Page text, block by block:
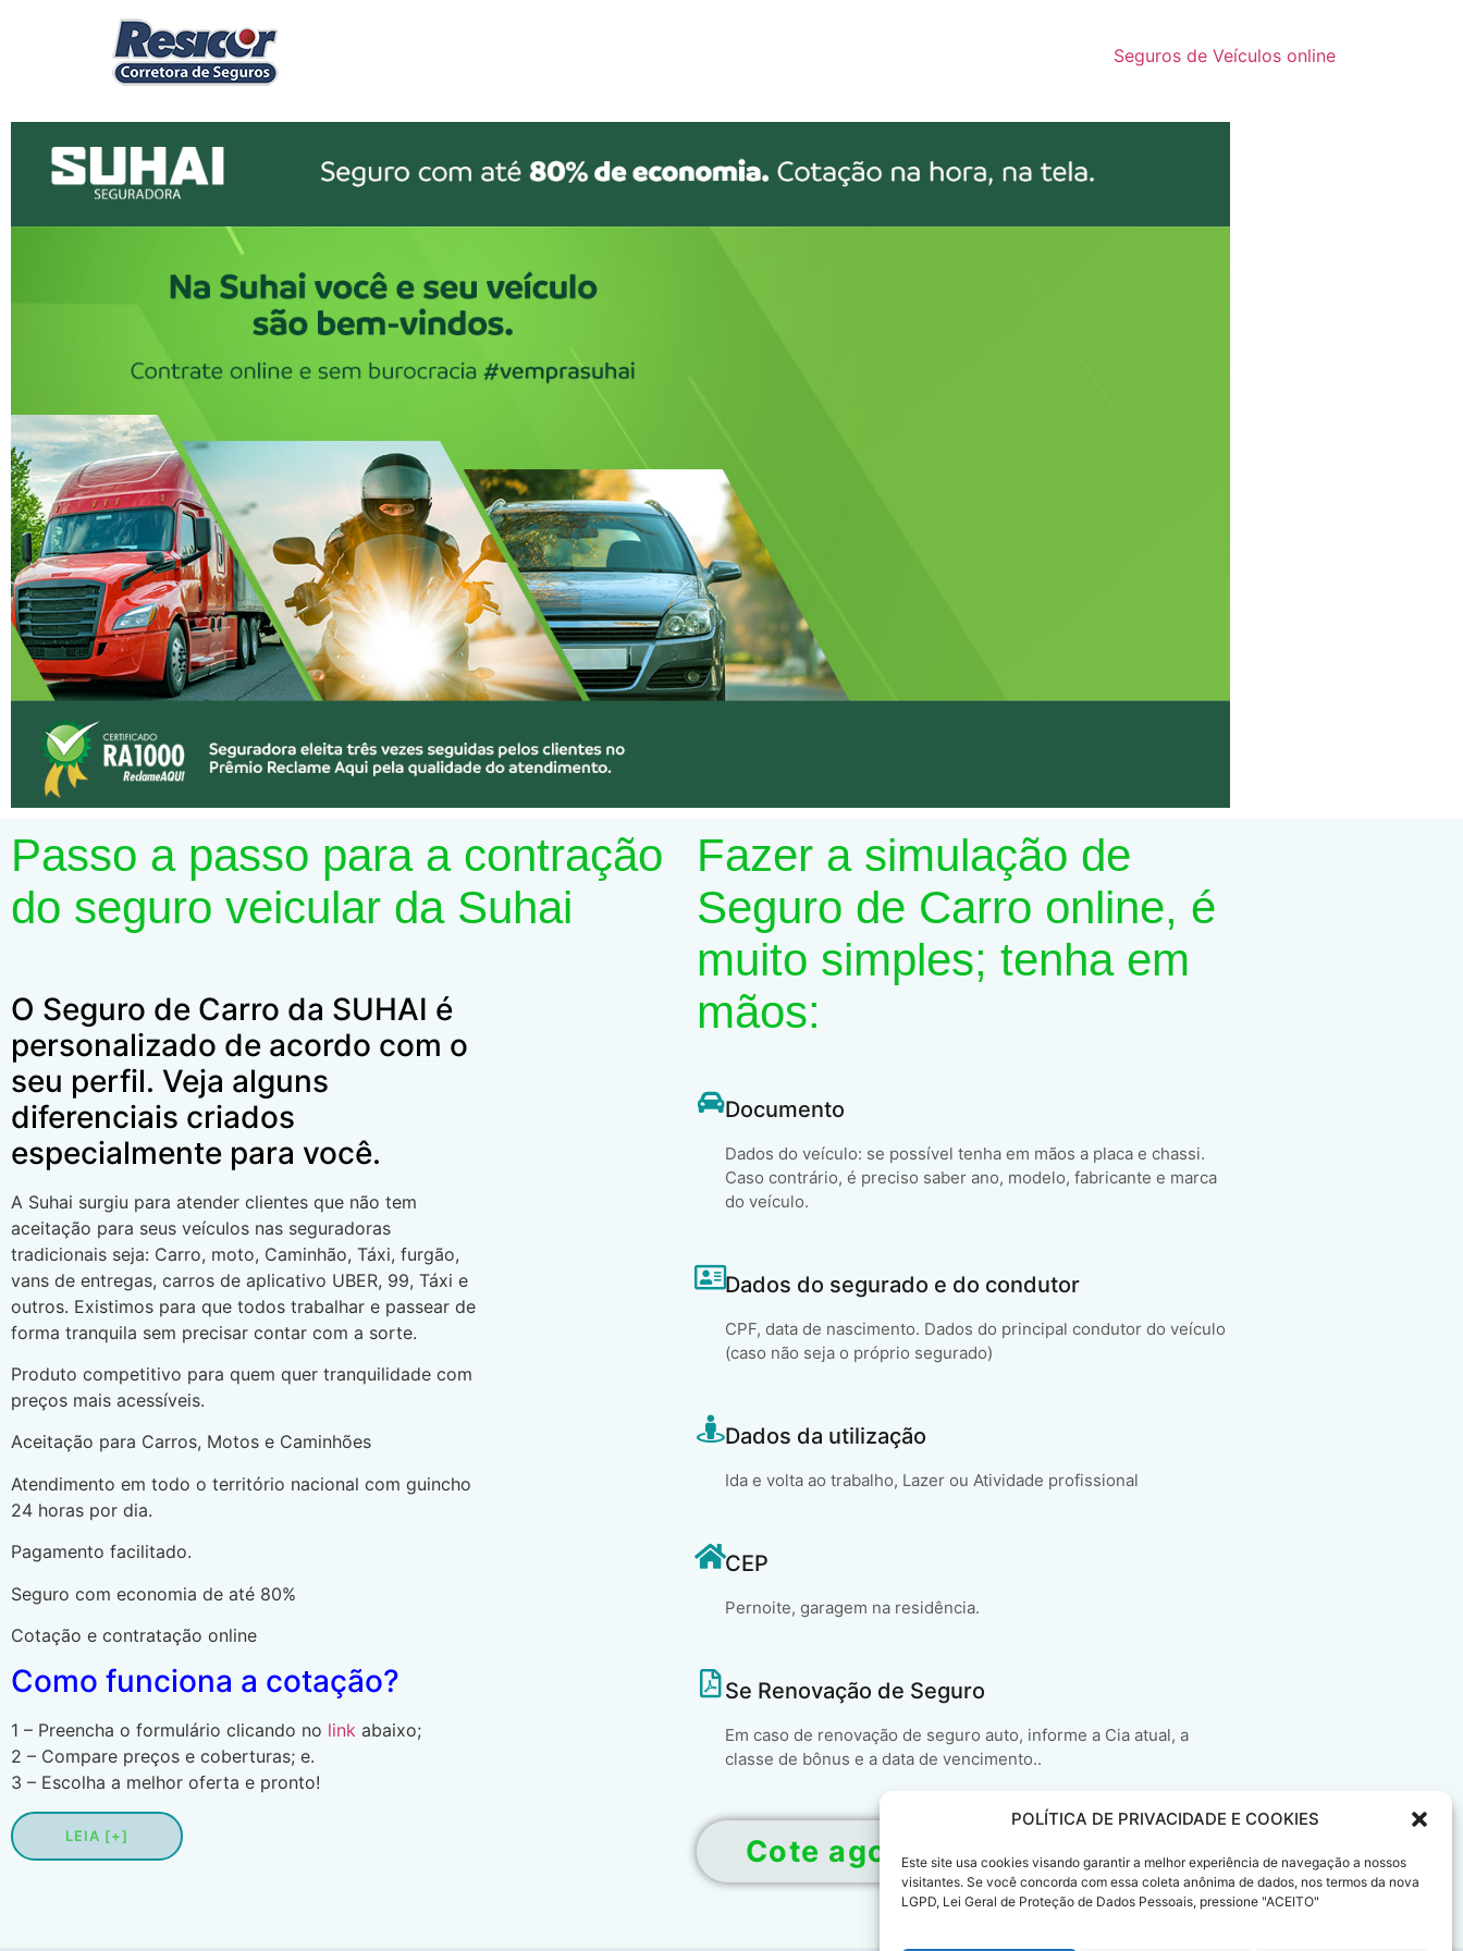
POLÍTICA DE PRIVACIDADE E COOKIES
Este site usa cookies visando garantir a melhor experiência de navegação a nossos
visitantes. Se você concorda com essa coleta anônima de dados, nos termos da nova
LGPD, Lei Geral de Proteção de Dados Pessoais, pressione "ACEITO"
Seguros de Veículos online
Passo a passo para a contração
do seguro veicular da Suhai
O Seguro de Carro da SUHAI é
personalizado de acordo com o
seu perfil. Veja alguns
diferenciais criados
especialmente para você.
A Suhai surgiu para atender clientes que não tem
aceitação para seus veículos nas seguradoras
tradicionais seja: Carro, moto, Caminhão, Táxi, furgão,
vans de entregas, carros de aplicativo UBER, 99, Táxi e
outros. Existimos para que todos trabalhar e passear de
forma tranquila sem precisar contar com a sorte.
Produto competitivo para quem quer tranquilidade com
preços mais acessíveis.
Aceitação para Carros, Motos e Caminhões
Atendimento em todo o território nacional com guincho
24 horas por dia.
Pagamento facilitado.
Seguro com economia de até 80%
Cotação e contratação online
Como funciona a cotação?
1 – Preencha o formulário clicando no link abaixo;
2 – Compare preços e coberturas; e.
3 – Escolha a melhor oferta e pronto!
LEIA [+]
Fazer a simulação de
Seguro de Carro online, é
muito simples; tenha em
mãos:
Documento
Dados do veículo: se possível tenha em mãos a placa e chassi.
Caso contrário, é preciso saber ano, modelo, fabricante e marca
do veículo.
Dados do segurado e do condutor
CPF, data de nascimento. Dados do principal condutor do veículo
(caso não seja o próprio segurado)
Dados da utilização
Ida e volta ao trabalho, Lazer ou Atividade profissional
CEP
Pernoite, garagem na residência.
Se Renovação de Seguro
Em caso de renovação de seguro auto, informe a Cia atual, a
classe de bônus e a data de vencimento..
Cote agora!